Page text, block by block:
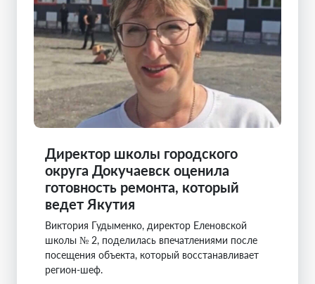
Директор школы городского
округа Докучаевск оценила
готовность ремонта, который
ведет Якутия
Виктория Гудыменко, директор Еленовской
школы № 2, поделилась впечатлениями после
посещения объекта, который восстанавливает
регион-шеф.